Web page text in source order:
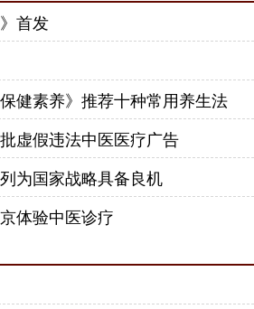
首发
健素养》推荐十种常用养生法
虚假违法中医医疗广告
为国家战略具备良机
体验中医诊疗